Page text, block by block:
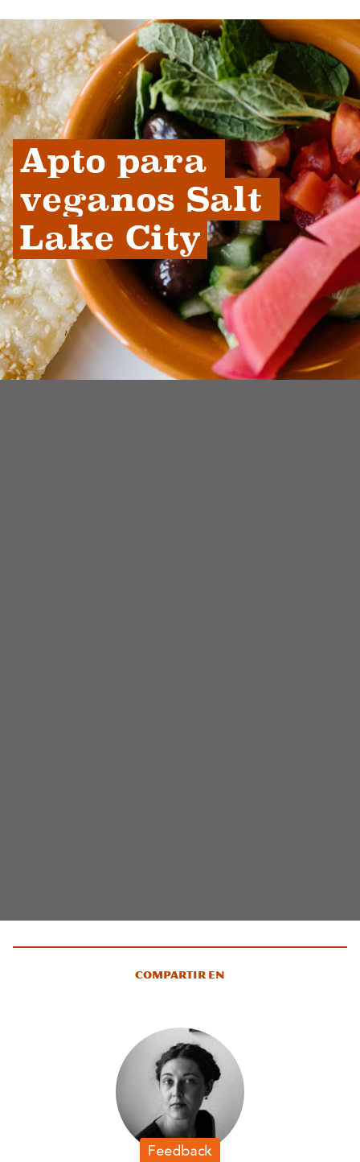
Apto para
veganos Salt
Lake City
Compartir en